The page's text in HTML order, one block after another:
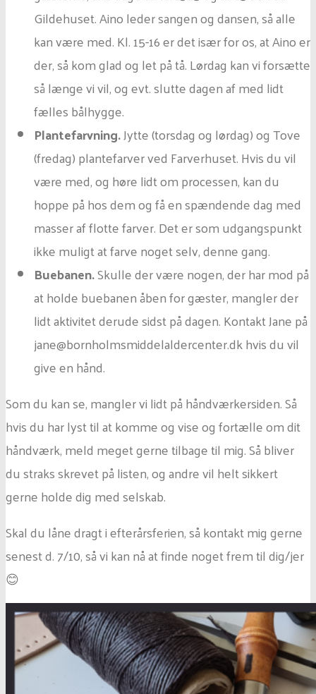
Gildehuset. Aino leder sangen og dansen, så alle
kan være med. Kl. 15-16 er det især for os, at Aino er
der, så kom glad og let på tå. Lørdag kan vi forsætte
så længe vi vil, og evt. slutte dagen af med lidt
fælles bålhygge.
Plantefarvning.Jytte (torsdag og lørdag) og Tove
(fredag) plantefarver ved Farverhuset. Hvis du vil
være med, og høre lidt om processen, kan du
hoppe på hos dem og få en spændende dag med
masser af flotte farver. Det er som udgangspunkt
ikke muligt at farve noget selv, denne gang.
Buebanen.Skulle der være nogen, der har mod på
at holde buebanen åben for gæster, mangler der
lidt aktivitet derude sidst på dagen. Kontakt Jane på
jane@bornholmsmiddelaldercenter.dk hvis du vil
give en hånd.
Som du kan se, mangler vi lidt på håndværkersiden. Så
hvis du har lyst til at komme og vise og fortælle om dit
håndværk, meld meget gerne tilbage til mig. Så bliver
du straks skrevet på listen, og andre vil helt sikkert
gerne holde dig med selskab.
Skal du låne dragt i efterårsferien, så kontakt mig gerne
senest d. 7/10, så vi kan nå at finde noget frem til dig/jer
😊